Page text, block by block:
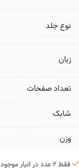
نوع جلد
زبان
تعداد صفحات
شابک
وزن
فقط 2 عدد در انبار موجود است